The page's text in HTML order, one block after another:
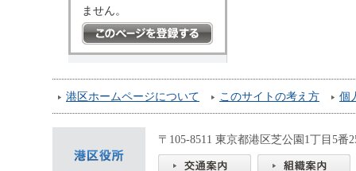
ません。
港区ホームページについて このサイトの考え方 個
〒105-8511 東京都港区芝公園1丁目5